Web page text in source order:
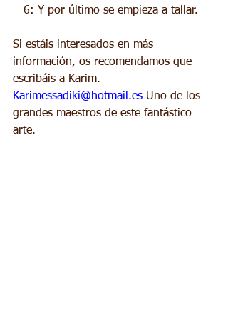
   6: Y por último se empieza a tallar.
Si estáis interesados en más
información, os recomendamos que
escribáis a Karim.
Karimessadiki@hotmail.es Uno de los
grandes maestros de este fantástico
arte.